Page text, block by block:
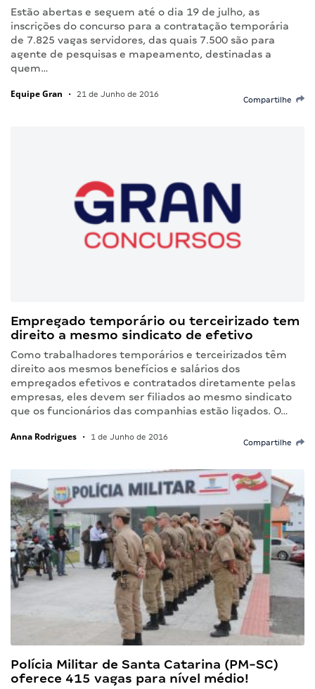
Estão abertas e seguem até o dia 19 de julho, as
inscrições do concurso para a contratação temporária
de 7.825 vagas servidores, das quais 7.500 são para
agente de pesquisas e mapeamento, destinadas a
quem…
Equipe Gran • 21 de Junho de 2016
Compartilhe
Empregado temporário ou terceirizado tem
direito a mesmo sindicato de efetivo
Como trabalhadores temporários e terceirizados têm
direito aos mesmos benefícios e salários dos
empregados efetivos e contratados diretamente pelas
empresas, eles devem ser filiados ao mesmo sindicato
que os funcionários das companhias estão ligados. O…
Anna Rodrigues • 1 de Junho de 2016
Compartilhe
Polícia Militar de Santa Catarina (PM-SC)
oferece 415 vagas para nível médio!